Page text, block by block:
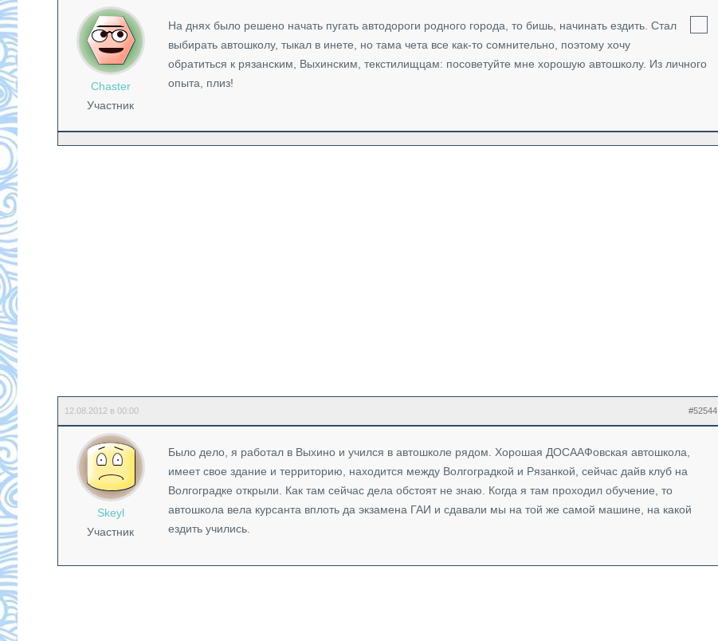
Chaster
Участник
На днях было решено начать пугать автодороги родного города, то бишь, начинать ездить. Стал
выбирать автошколу, тыкал в инете, но тама чета все как-то сомнительно, поэтому хочу
обратиться к рязанским, Выхинским, текстилищцам: посоветуйте мне хорошую автошколу. Из личного
опыта, плиз!
12.08.2012 в 00:00 #52544
Skeyl
Участник
Было дело, я работал в Выхино и учился в автошколе рядом. Хорошая ДОСААФовская автошкола,
имеет свое здание и территорию, находится между Волгоградкой и Рязанкой, сейчас дайв клуб на
Волгоградке открыли. Как там сейчас дела обстоят не знаю. Когда я там проходил обучение, то
автошкола вела курсанта вплоть да экзамена ГАИ и сдавали мы на той же самой машине, на какой
ездить учились.